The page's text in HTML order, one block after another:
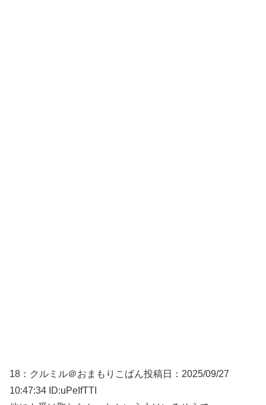
18： クルミル＠おまもりこばん投稿日：2025/09/27
10:47:34 ID:uPeIfTTI